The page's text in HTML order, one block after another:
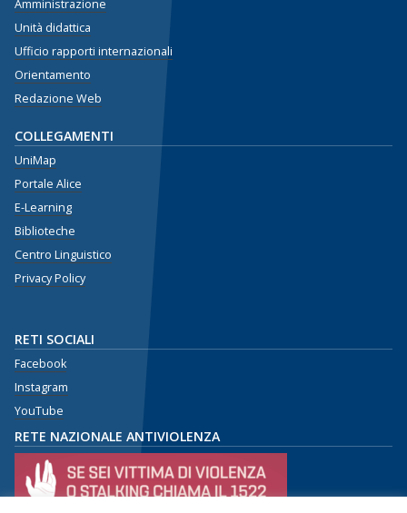
Amministrazione
Unità didattica
Ufficio rapporti internazionali
Orientamento
Redazione Web
COLLEGAMENTI
UniMap
Portale Alice
E-Learning
Biblioteche
Centro Linguistico
Privacy Policy
RETI SOCIALI
Facebook
Instagram
YouTube
RETE NAZIONALE ANTIVIOLENZA